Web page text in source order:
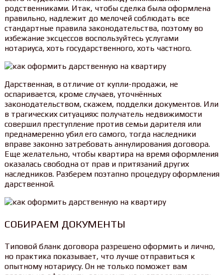
родственниками. Итак, чтобы сделка была оформлена
правильно, надлежит до мелочей соблюдать все
стандартные правила законодательства, поэтому во
избежание эксцессов воспользуйтесь услугами
нотариуса, хоть государственного, хоть частного.
Дарственная, в отличие от купли-продажи, не
оспаривается, кроме случаев, уточнённых
законодательством, скажем, подделки документов. Или
в трагических ситуациях: получатель недвижимости
совершил преступление против семьи дарителя или
преднамеренно убил его самого, тогда наследники
вправе законно затребовать аннулирования договора.
Еще желательно, чтобы квартира на время оформления
оказалась свободна от прав и притязаний других
наследников. Разберем поэтапно процедуру оформления
дарственной.
СОБИРАЕМ ДОКУМЕНТЫ
Типовой бланк договора разрешено оформить и лично,
но практика показывает, что лучше отправиться к
опытному нотариусу. Он не только поможет вам